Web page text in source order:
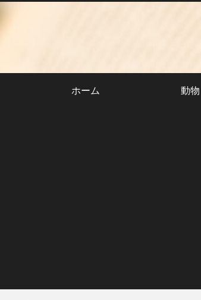
ホーム 動物